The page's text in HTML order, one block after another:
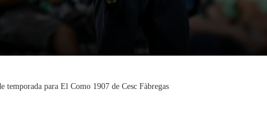
temporada para El Como 1907 de Cesc Fàbregas